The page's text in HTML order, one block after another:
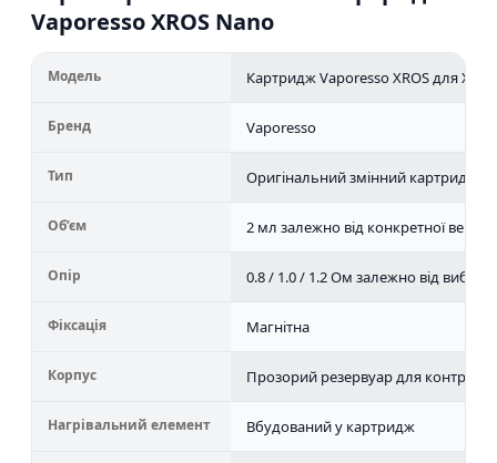
Vaporesso XROS Nano
Модель Картридж Vaporesso XROS для
Бренд Vaporesso
Тип Оригінальний змінний картридж
Об’єм 2 мл залежно від конкретної версії
Опір 0.8 / 1.0 / 1.2 Ом залежно від
Фіксація Магнітна
Корпус Прозорий резервуар для контролю
Нагрівальний елемент Вбудований у картридж